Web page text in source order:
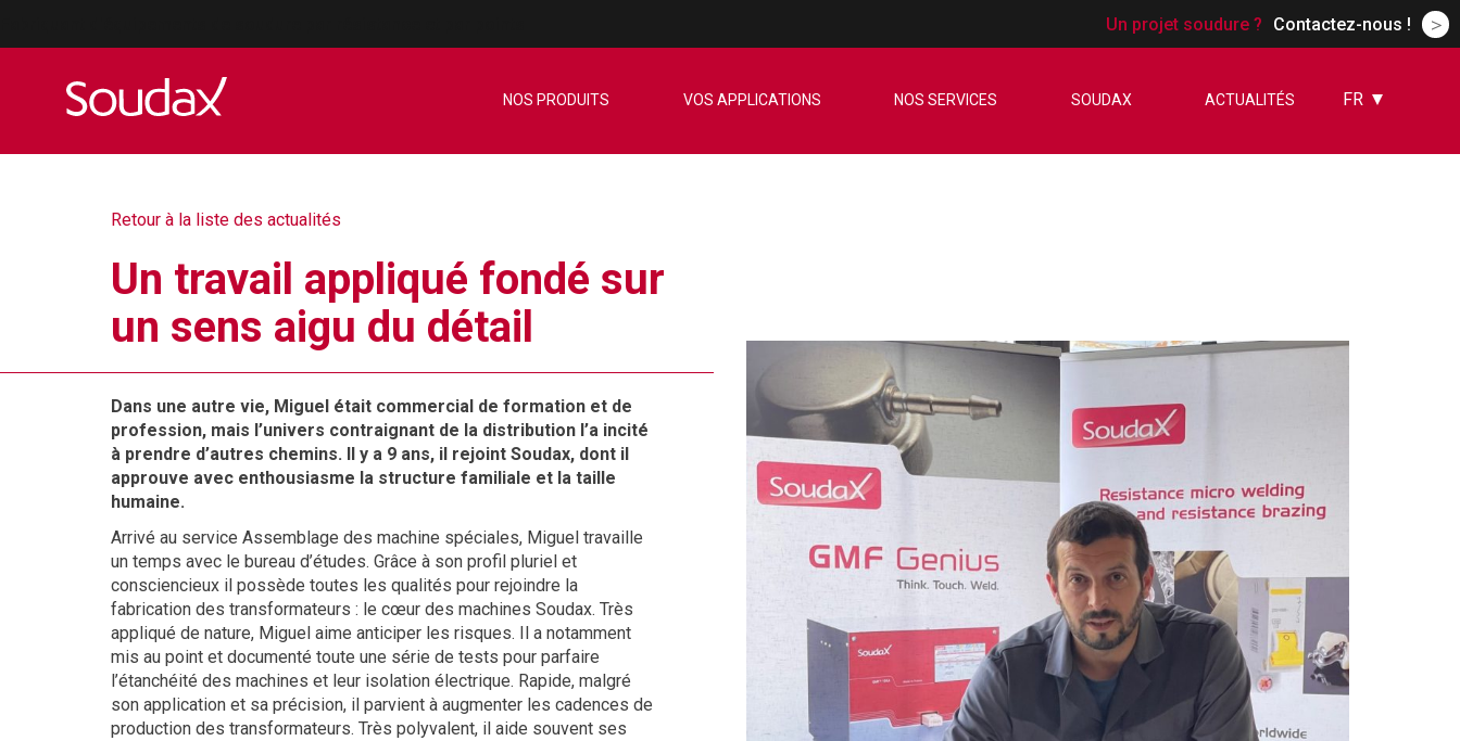
Un projet soudure ? Contactez-nous ! >
NOS PRODUITS VOS APPLICATIONS NOS SERVICES SOUDAX ACTUALITÉS
FR
Retour à la liste des actualités
Un travail appliqué fondé sur
un sens aigu du détail
Dans une autre vie, Miguel était commercial de formation et de
profession, mais l’univers contraignant de la distribution l’a incité
à prendre d’autres chemins. Il y a 9 ans, il rejoint Soudax, dont il
approuve avec enthousiasme la structure familiale et la taille
humaine.
Arrivé au service Assemblage des machine spéciales, Miguel travaille
un temps avec le bureau d’études. Grâce à son profil pluriel et
consciencieux il possède toutes les qualités pour rejoindre la
fabrication des transformateurs : le cœur des machines Soudax. Très
appliqué de nature, Miguel aime anticiper les risques. Il a notamment
mis au point et documenté toute une série de tests pour parfaire
l’étanchéité des machines et leur isolation électrique. Rapide, malgré
son application et sa précision, il parvient à augmenter les cadences de
production des transformateurs. Très polyvalent, il aide souvent ses